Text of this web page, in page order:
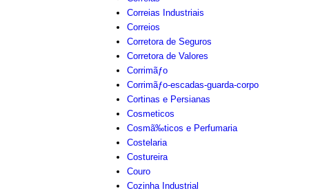
Correias Industriais
Correios
Corretora de Seguros
Corretora de Valores
Corrimãƒo
Corrimãƒo-escadas-guarda-corpo
Cortinas e Persianas
Cosmeticos
Cosmã‰ticos e Perfumaria
Costelaria
Costureira
Couro
Cozinha Industrial